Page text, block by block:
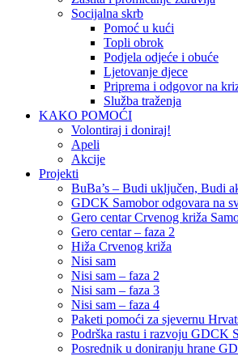
Socijalna skrb
Pomoć u kući
Topli obrok
Podjela odjeće i obuće
Ljetovanje djece
Priprema i odgovor na
Služba traženja
KAKO POMOĆI
Volontiraj i doniraj!
Apeli
Akcije
Projekti
BuBa’s – Budi uključen, Budi
GDCK Samobor odgovara na
Gero centar Crvenog križa
Gero centar – faza 2
Hiža Crvenog križa
Nisi sam
Nisi sam – faza 2
Nisi sam – faza 3
Nisi sam – faza 4
Paketi pomoći za sjevernu
Podrška rastu i razvoju GDCK
Posrednik u doniranju hrane